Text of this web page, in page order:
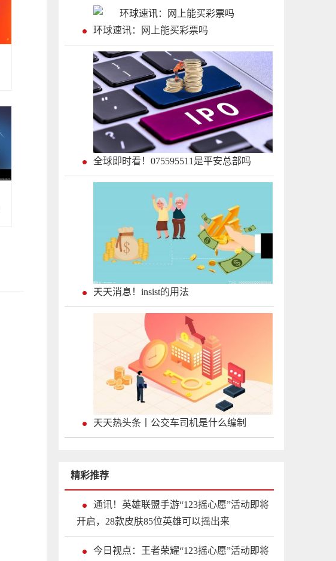
环球速讯：网上能买彩票吗
全球即时看！075595511是平安总部吗
天天消息！insist的用法
天天热头条丨公交车司机是什么编制
精彩推荐
通讯！英雄联盟手游“123摇心愿”活动即将
开启，28款皮肤85位英雄可以摇出来
今日视点：王者荣耀“123摇心愿”活动即将